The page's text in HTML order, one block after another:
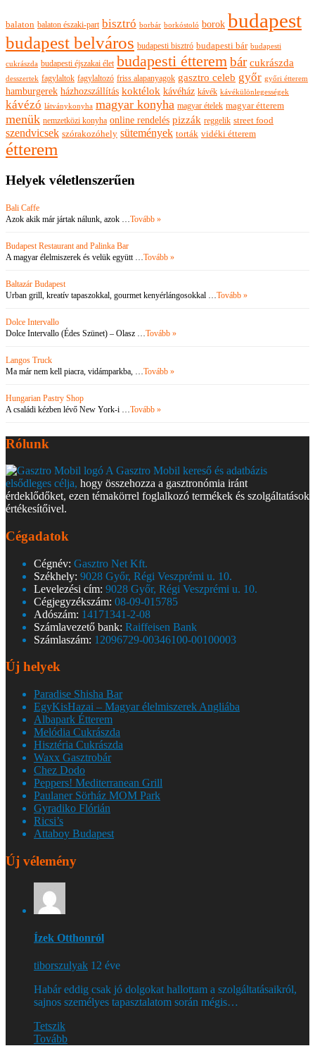
balaton balaton északi-part bisztró borbár borkóstoló borok budapest
budapest belváros budapesti bisztró budapesti bár budapesti
cukrászda budapesti éjszakai élet budapesti étterembár cukrászda
desszertek fagylaltok fagylaltozó friss alapanyagok gasztro celeb győr győri étterem
hamburgerek házhozszállítás koktélok kávéház kávék kávékülönlegességek
kávézó látványkonyha magyar konyha magyar ételek magyar étterem
menük nemzetközi konyha online rendelés pizzák reggelik street food
szendvicsek szórakozóhely sütemények torták vidéki étterem
étterem
Helyek véletlenszerűen
Bali Caffe
Azok akik már jártak nálunk, azok …Tovább »
Budapest Restaurant and Palinka Bar
A magyar élelmiszerek és velük együtt …Tovább »
Baltazár Budapest
Urban grill, kreatív tapaszokkal, gourmet kenyérlángosokkal …Tovább »
Dolce Intervallo
Dolce Intervallo (Édes Szünet) – Olasz …Tovább »
Langos Truck
Ma már nem kell piacra, vidámparkba, …Tovább »
Hungarian Pastry Shop
A családi kézben lévő New York-i …Tovább »
Rólunk
A Gasztro Mobil kereső és adatbázis
elsődleges célja, hogy összehozza a gasztronómia iránt
érdeklődőket, ezen témakörrel foglalkozó termékek és szolgáltatások
értékesítőivel.
Cégadatok
Cégnév: Gasztro Net Kft.
Székhely: 9028 Győr, Régi Veszprémi u. 10.
Levelezési cím: 9028 Győr, Régi Veszprémi u. 10.
Cégjegyzékszám: 08-09-015785
Adószám: 14171341-2-08
Számlavezető bank: Raiffeisen Bank
Számlaszám: 12096729-00346100-00100003
Új helyek
Paradise Shisha Bar
EgyKisHazai – Magyar élelmiszerek Angliába
Albapark Étterem
Melódia Cukrászda
Hisztéria Cukrászda
Waxx Gasztrobár
Chez Dodo
Peppers! Mediterranean Grill
Paulaner Sörház MOM Park
Gyradiko Flórián
Ricsi’s
Attaboy Budapest
Új vélemény
Ízek Otthonról
tiborszulyak 12 éve
Habár eddig csak jó dolgokat hallottam a szolgáltatásaikról,
sajnos személyes tapasztalatom során mégis…
Tetszik
Tovább